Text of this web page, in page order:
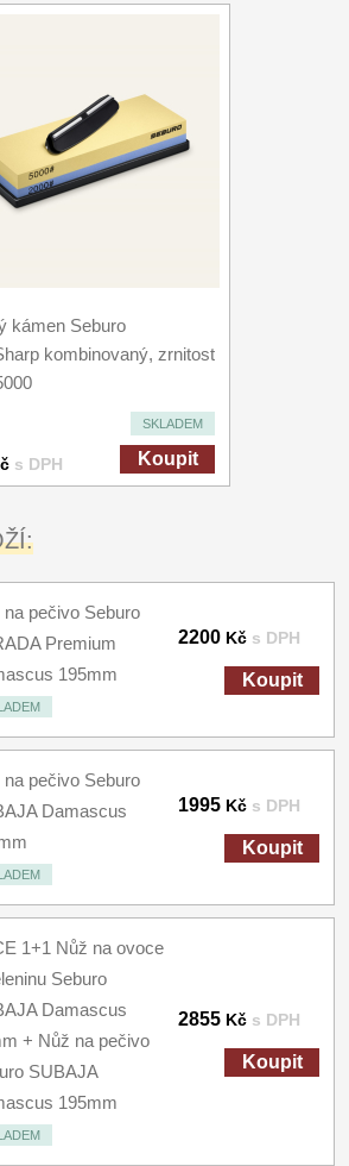
kámen Seburo
kombinovaný, zrnitost
SKLADEM
s DPH Koupit
na pečivo Seburo
Premium
195mm
2200 Kč s DPH
Koupit
na pečivo Seburo
Damascus
1995 Kč s DPH
Koupit
1+1 Nůž na ovoce
Seburo
Damascus
+ Nůž na pečivo
SUBAJA
195mm
2855 Kč s DPH
Koupit